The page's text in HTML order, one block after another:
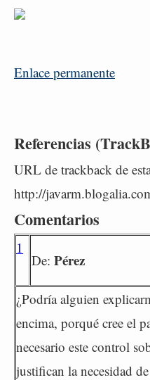
Enlace permanente
Referencias
URL de trackback de
http://
Comentarios
1
De: Pérez
¿Podría alguien
encima, porqué cree el
necesario este control
justifican la necesidad